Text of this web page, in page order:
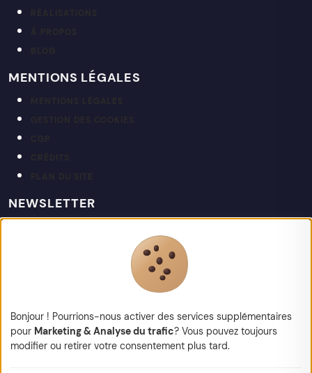
MENTIONS LÉGALES
NEWSLETTER
Bonjour ! Pourrions-nous activer des services supplémentaires
pour Marketing & Analyse du trafic? Vous pouvez toujours
modifier ou retirer votre consentement plus tard.